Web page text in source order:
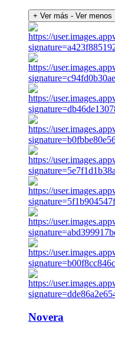
+ Ver más - Ver menos
Novera